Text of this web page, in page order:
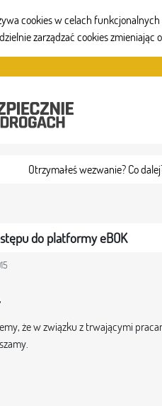
cookies w celach
zarządzać cookies
Otrzymałeś wezwanie? Co
do platformy eBOK
że w związku z trwającymi